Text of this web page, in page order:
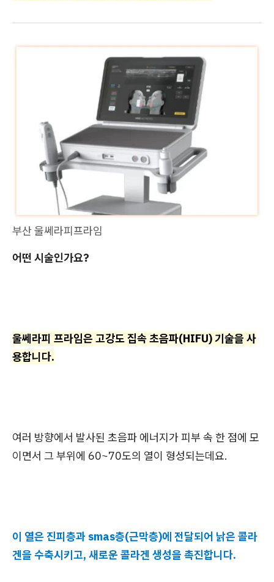
부산 울쎄라피프라임
어떤 시술인가요?
울쎄라피 프라임은 고강도 집속 초음파(HIFU) 기술을 사
용합니다.
여러 방향에서 발사된 초음파 에너지가 피부 속 한 점에 모
이면서 그 부위에 60~70도의 열이 형성되는데요.
이 열은 진피층과 smas층(근막층)에 전달되어 낡은 콜라
겐을 수축시키고, 새로운 콜라겐 생성을 촉진합니다.